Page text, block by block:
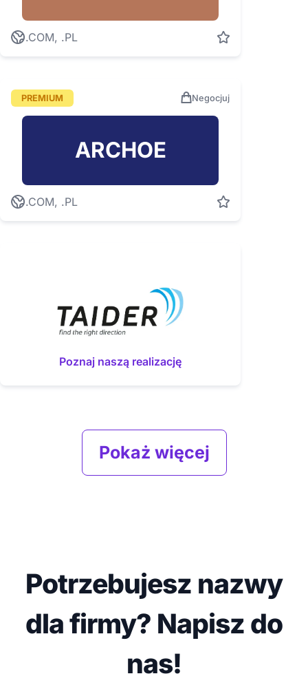
.COM, .PL
PREMIUM Negocjuj
ARCHOE
.COM, .PL
Poznaj naszą realizację
Pokaż więcej
Potrzebujesz nazwy
dla firmy? Napisz do
nas!